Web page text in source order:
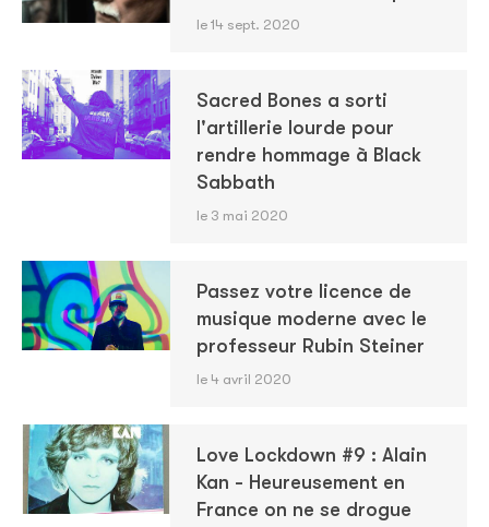
le 14 sept. 2020
Sacred Bones a sorti
l'artillerie lourde pour
rendre hommage à Black
Sabbath
le 3 mai 2020
Passez votre licence de
musique moderne avec le
professeur Rubin Steiner
le 4 avril 2020
Love Lockdown #9 : Alain
Kan - Heureusement en
France on ne se drogue